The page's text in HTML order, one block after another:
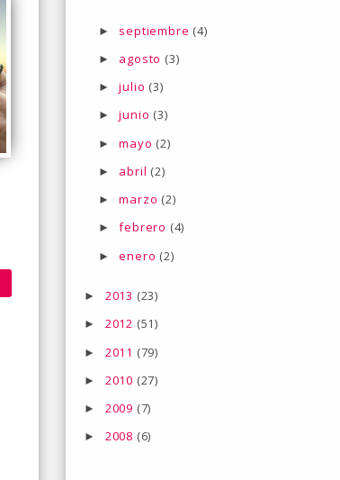
► septiembre (4)
► agosto (3)
►julio (3)
►junio (3)
►mayo (2)
► abril (2)
►marzo (2)
►febrero (4)
►enero (2)
► 2013 (23)
► 2012 (51)
► 2011 (79)
► 2010 (27)
► 2009 (7)
► 2008 (6)